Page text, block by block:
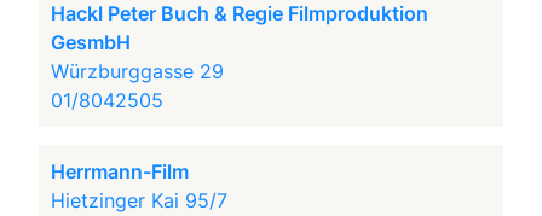
Hackl Peter Buch & Regie Filmproduktion
GesmbH
Würzburggasse 29
01/8042505
Herrmann-Film
Hietzinger Kai 95/7